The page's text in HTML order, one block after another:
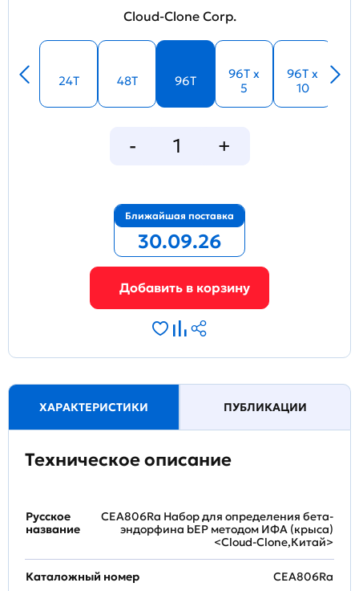
Cloud-Clone Corp.
24T 48T 96T
96T x
5
96T x
10
Ближайшая поставка
30.09.26
ХАРАКТЕРИСТИКИ ПУБЛИКАЦИИ
Техническое описание
Русское
название
CEA806Ra Набор для определения бета-
эндорфина bEP методом ИФА (крыса)
<Cloud-Clone,Китай>
Каталожный номер CEA806Ra